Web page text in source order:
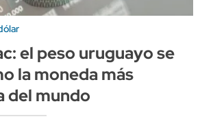
el peso uruguayo se
la moneda más
del mundo